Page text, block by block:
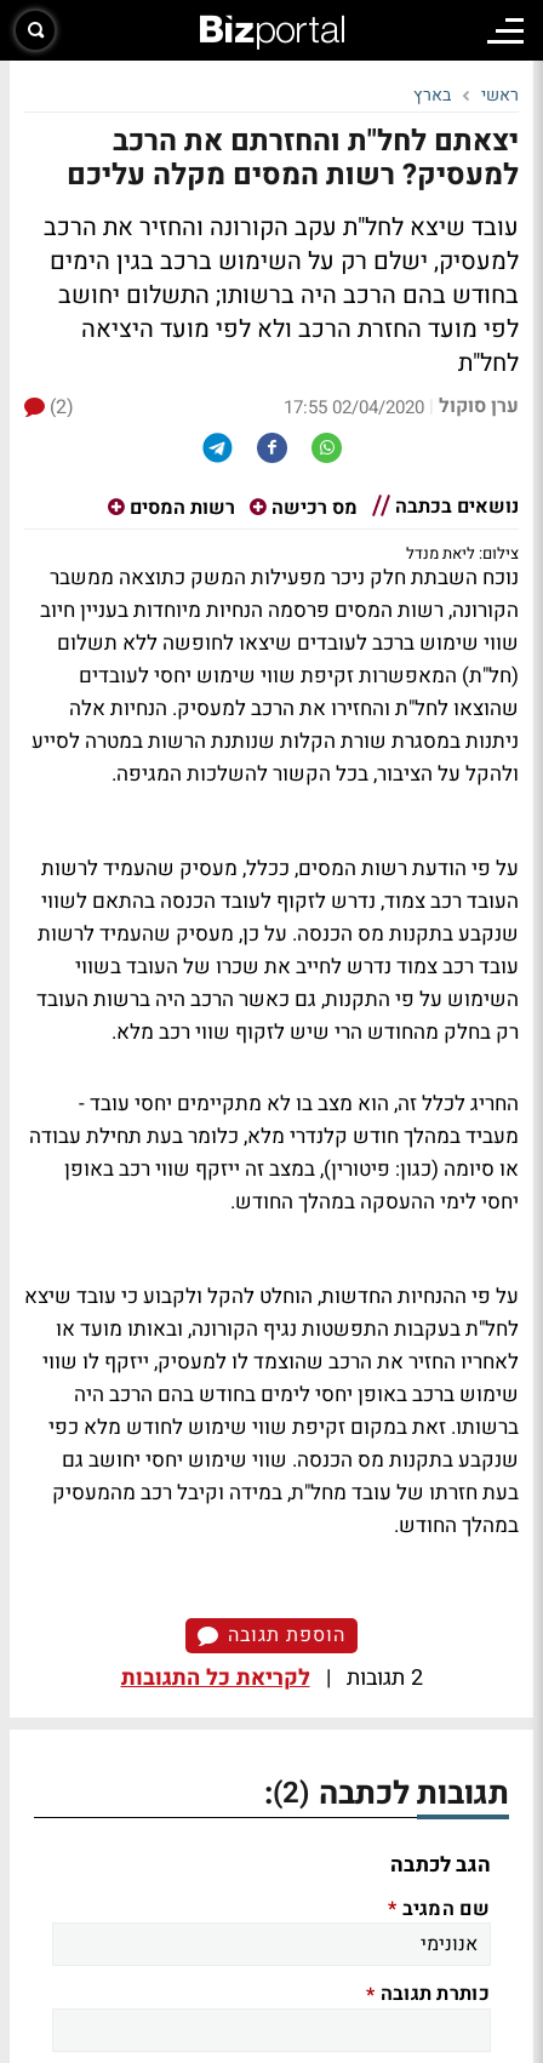
ראשי בארץ
יצאתם לחל"ת והחזרתם את הרכב
למעסיק? רשות המסים מקלה עליכם
עובד שיצא לחל"ת עקב הקורונה והחזיר את הרכב
למעסיק, ישלם רק על השימוש ברכב בגין הימים
בחודש בהם הרכב היה ברשותו; התשלום יחושב
לפי מועד החזרת הרכב ולא לפי מועד היציאה
לחל"ת
ערן סוקול |
02/04/2020 17:55
(2)
נושאים בכתבה מס רכישה רשות המסים
צילום: ליאת מנדל
נוכח השבתת חלק ניכר מפעילות המשק כתוצאה ממשבר
הקורונה, רשות המסים פרסמה הנחיות מיוחדות בעניין חיוב
שווי שימוש ברכב לעובדים שיצאו לחופשה ללא תשלום
(חל"ת) המאפשרות זקיפת שווי שימוש יחסי לעובדים
שהוצאו לחל"ת והחזירו את הרכב למעסיק. הנחיות אלה
ניתנות במסגרת שורת הקלות שנותנת הרשות במטרה לסייע
ולהקל על הציבור, בכל הקשור להשלכות המגיפה.
על פי הודעת רשות המסים, ככלל, מעסיק שהעמיד לרשות
העובד רכב צמוד, נדרש לזקוף לעובד הכנסה בהתאם לשווי
שנקבע בתקנות מס הכנסה. על כן, מעסיק שהעמיד לרשות
עובד רכב צמוד נדרש לחייב את שכרו של העובד בשווי
השימוש על פי התקנות, גם כאשר הרכב היה ברשות העובד
רק בחלק מהחודש הרי שיש לזקוף שווי רכב מלא.
החריג לכלל זה, הוא מצב בו לא מתקיימים יחסי עובד -
מעביד במהלך חודש קלנדרי מלא, כלומר בעת תחילת עבודה
או סיומה (כגון: פיטורין), במצב זה ייזקף שווי רכב באופן
יחסי לימי ההעסקה במהלך החודש.
על פי ההנחיות החדשות, הוחלט להקל ולקבוע כי עובד שיצא
לחל"ת בעקבות התפשטות נגיף הקורונה, ובאותו מועד או
לאחריו החזיר את הרכב שהוצמד לו למעסיק, ייזקף לו שווי
שימוש ברכב באופן יחסי לימים בחודש בהם הרכב היה
ברשותו. זאת במקום זקיפת שווי שימוש לחודש מלא כפי
שנקבע בתקנות מס הכנסה. שווי שימוש יחסי יחושב גם
בעת חזרתו של עובד מחל"ת, במידה וקיבל רכב מהמעסיק
במהלך החודש.
הוספת תגובה
2 תגובות | לקריאת כל התגובות
תגובות לכתבה (2)
:
הגב לכתבה
שם המגיב *
כותרת תגובה *